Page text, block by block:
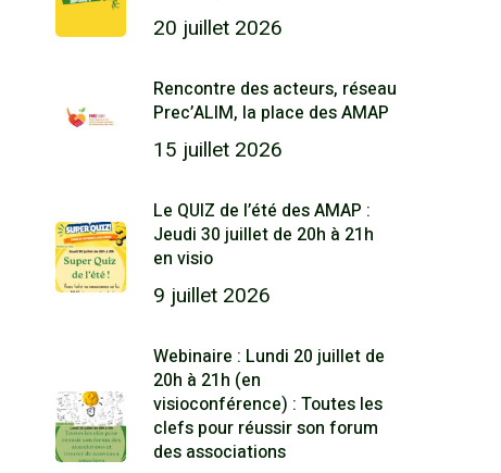
20 juillet 2026
Rencontre des acteurs, réseau
Prec’ALIM, la place des AMAP
15 juillet 2026
Le QUIZ de l’été des AMAP :
Jeudi 30 juillet de 20h à 21h
en visio
9 juillet 2026
Webinaire : Lundi 20 juillet de
20h à 21h (en
visioconférence) : Toutes les
clefs pour réussir son forum
des associations